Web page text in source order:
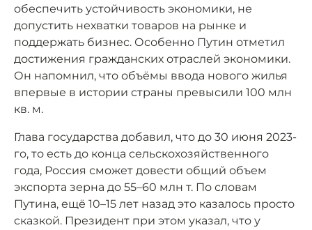
обеспечить устойчивость экономики, не
допустить нехватки товаров на рынке и
поддержать бизнес. Особенно Путин отметил
достижения гражданских отраслей экономики.
Он напомнил, что объёмы ввода нового жилья
впервые в истории страны превысили 100 млн
кв. м.
Глава государства добавил, что до 30 июня 2023-
го, то есть до конца сельскохозяйственного
года, Россия сможет довести общий объем
экспорта зерна до 55–60 млн т. По словам
Путина, ещё 10–15 лет назад это казалось просто
сказкой. Президент при этом указал, что у